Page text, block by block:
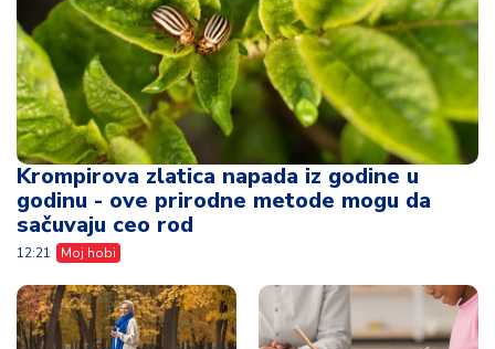
Krompirova zlatica napada iz godine u
godinu - ove prirodne metode mogu da
sačuvaju ceo rod
12:21 Moj hobi